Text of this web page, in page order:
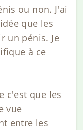
ou non. J'ai
que les
un pénis. Je
à ce
c'est que les
vue
entre les